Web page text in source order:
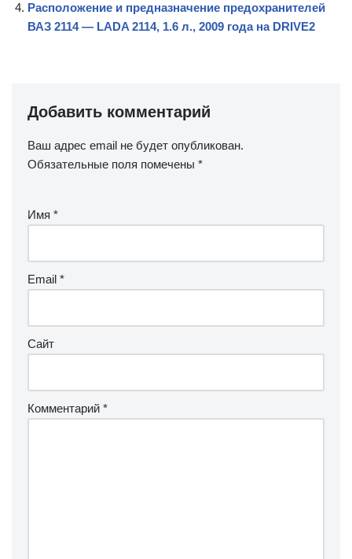
Расположение и предназначение предохранителей
ВАЗ 2114 — LADA 2114, 1.6 л., 2009 года на DRIVE2
Добавить комментарий
Ваш адрес email не будет опубликован.
Обязательные поля помечены *
Имя *
Email *
Сайт
Комментарий *